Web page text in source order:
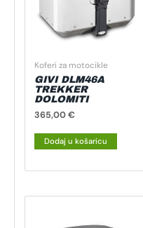
Koferi za motocikle
GIVI DLM46A
TREKKER
DOLOMITI
365,00€
Dodaj u košaricu